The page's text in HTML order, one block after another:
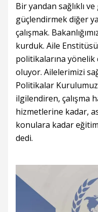
Bir yandan sağlıklı ve
güçlendirmek diğer
çalışmak.
kurduk. Aile Enstitüsü
politikalarına yönelik
oluyor. Ailelerimizi
Politikalar
ilgilendiren, çalışma
hizmetlerine kadar,
konulara kadar
dedi.